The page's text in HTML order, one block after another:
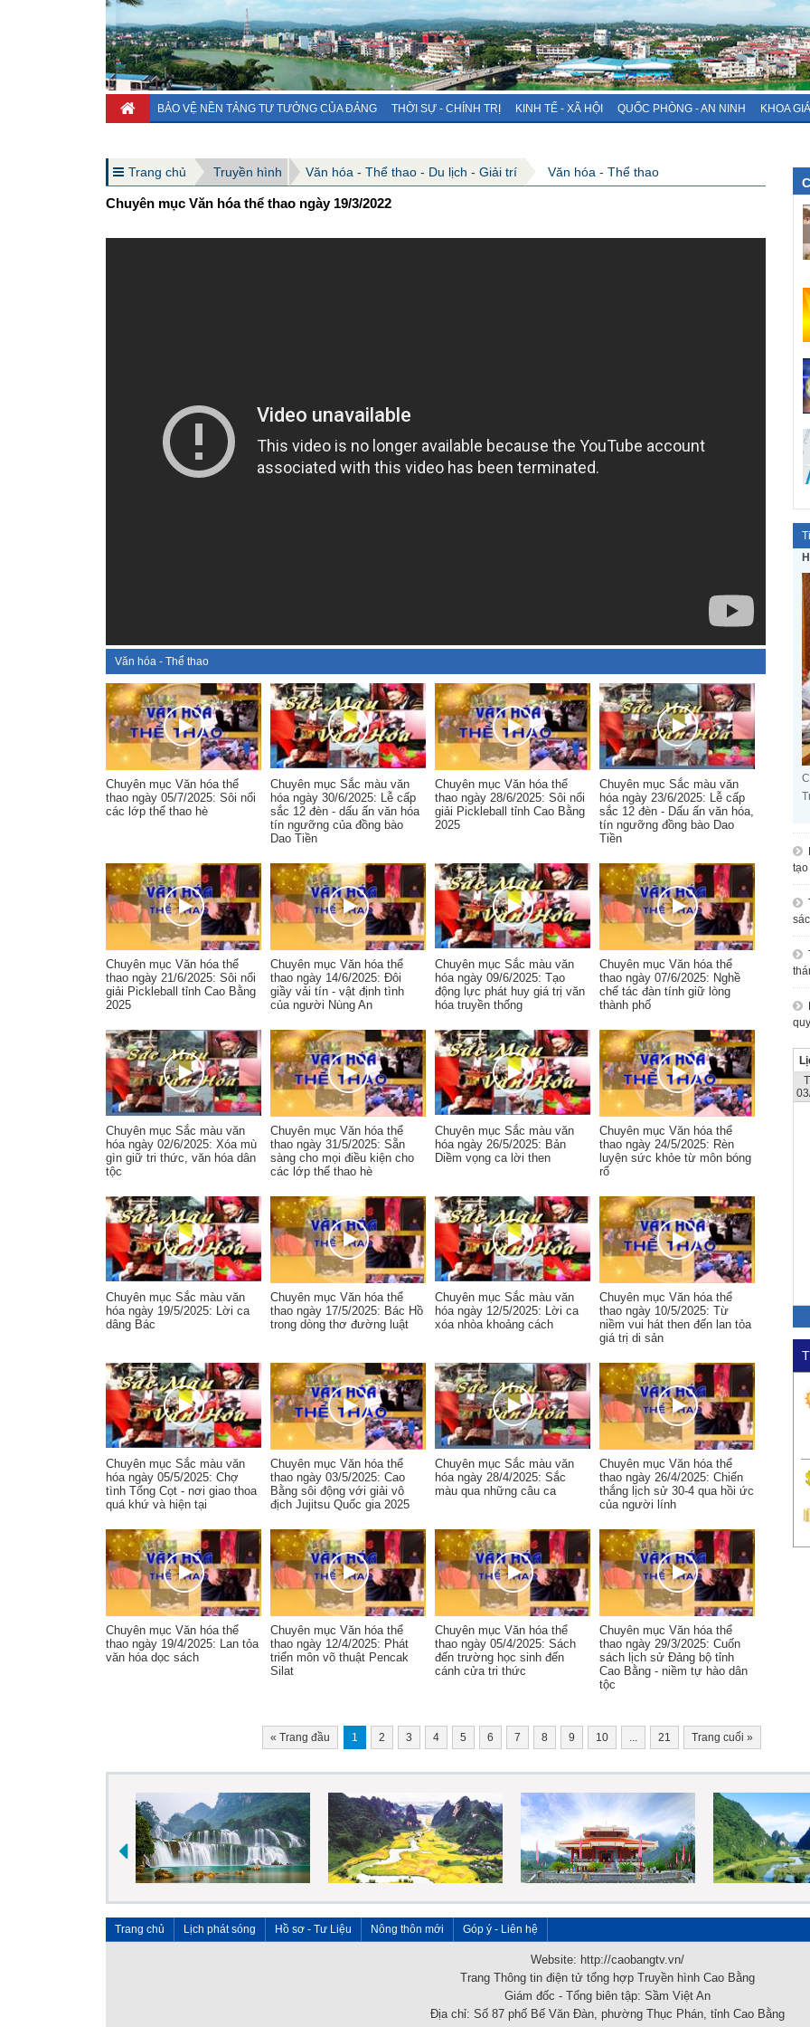
BẢO VỆ NỀN TẢNG TƯ TƯỞNG CỦA ĐẢNG THỜI SỰ - CHÍNH TRỊ KINH TẾ - XÃ HỘI QUỐC PHÒNG - AN NINH KHOA
Trang chủ Truyền hình Văn hóa - Thể thao - Du lịch - Giải trí Văn hóa - Thể thao
Chuyên mục Văn hóa thể thao ngày 19/3/2022
Văn hóa - Thể thao
Chuyên mục Văn hóa thể
thao ngày 05/7/2025: Sôi nổi
các lớp thể thao hè
Chuyên mục Sắc màu văn
hóa ngày 30/6/2025: Lễ cấp
sắc 12 đèn - dấu ấn văn hóa
tín ngưỡng của đồng bào
Dao Tiền
Chuyên mục Văn hóa thể
thao ngày 28/6/2025: Sôi nổi
giải Pickleball tỉnh Cao Bằng
2025
Chuyên mục Sắc màu văn
hóa ngày 23/6/2025: Lễ cấp
sắc 12 đèn - Dấu ấn văn hóa,
tín ngưỡng đồng bào Dao
Tiền
Chuyên mục Văn hóa thể
thao ngày 21/6/2025: Sôi nổi
giải Pickleball tỉnh Cao Bằng
2025
Chuyên mục Văn hóa thể
thao ngày 14/6/2025: Đôi
giầy vải tín - vật định tình
của người Nùng An
Chuyên mục Sắc màu văn
hóa ngày 09/6/2025: Tạo
động lực phát huy giá trị văn
hóa truyền thống
Chuyên mục Văn hóa thể
thao ngày 07/6/2025: Nghề
chế tác đàn tính giữ lòng
thành phố
Chuyên mục Sắc màu văn
hóa ngày 02/6/2025: Xóa mù
gìn giữ tri thức, văn hóa dân
tộc
Chuyên mục Văn hóa thể
thao ngày 31/5/2025: Sẵn
sàng cho mọi điều kiện cho
các lớp thể thao hè
Chuyên mục Sắc màu văn
hóa ngày 26/5/2025: Bản
Diềm vọng ca lời then
Chuyên mục Văn hóa thể
thao ngày 24/5/2025: Rèn
luyện sức khỏe từ môn bóng
rổ
Chuyên mục Sắc màu văn
hóa ngày 19/5/2025: Lời ca
dâng Bác
Chuyên mục Văn hóa thể
thao ngày 17/5/2025: Bác Hồ
trong dòng thơ đường luật
Chuyên mục Sắc màu văn
hóa ngày 12/5/2025: Lời ca
xóa nhòa khoảng cách
Chuyên mục Văn hóa thể
thao ngày 10/5/2025: Từ
niềm vui hát then đến lan tỏa
giá trị di sản
Chuyên mục Sắc màu văn
hóa ngày 05/5/2025: Chợ
tình Tổng Cọt - nơi giao thoa
quá khứ và hiện tại
Chuyên mục Văn hóa thể
thao ngày 03/5/2025: Cao
Bằng sôi động với giải vô
địch Jujitsu Quốc gia 2025
Chuyên mục Sắc màu văn
hóa ngày 28/4/2025: Sắc
màu qua những câu ca
Chuyên mục Văn hóa thể
thao ngày 26/4/2025: Chiến
thắng lịch sử 30-4 qua hồi ức
của người lính
Chuyên mục Văn hóa thể
thao ngày 19/4/2025: Lan tỏa
văn hóa dọc sách
Chuyên mục Văn hóa thể
thao ngày 12/4/2025: Phát
triển môn võ thuật Pencak
Silat
Chuyên mục Văn hóa thể
thao ngày 05/4/2025: Sách
đến trường học sinh đến
cánh cửa tri thức
Chuyên mục Văn hóa thể
thao ngày 29/3/2025: Cuốn
sách lịch sử Đảng bộ tỉnh
Cao Bằng - niềm tự hào dân
tộc
« Trang đầu 1 2 3 4 5 6 7 8 9 10 ... 21 Trang cuối »
Trang chủ Lịch phát sóng Hồ sơ - Tư Liệu Nông thôn mới Góp ý - Liên hệ
Website: http://caobangtv.vn/
Trang Thông tin điện tử tổng hợp Truyền hình Cao Bằng
Giám đốc - Tổng biên tập: Sầm Việt An
Địa chỉ: Số 87 phố Bế Văn Đàn, phường Thục Phán, tỉnh Cao Bằng